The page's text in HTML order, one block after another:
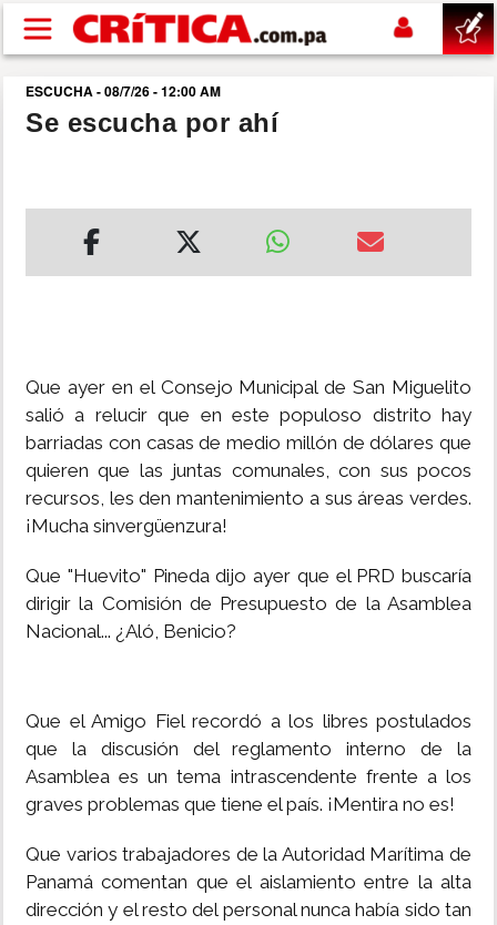
Pasar al contenido principal
buscar
DEPORTES
MUNDO
INSÓLITAS
MULTIMEDIA
ESCUCHA - 08/7/26 - 12:00 AM
Se escucha por ahí
Que ayer en el Consejo Municipal de San Miguelito
salió a relucir que en este populoso distrito hay
barriadas con casas de medio millón de dólares que
quieren que las juntas comunales, con sus pocos
recursos, les den mantenimiento a sus áreas verdes.
¡Mucha sinvergüenzura!
Que "Huevito" Pineda dijo ayer que el PRD buscaría
dirigir la Comisión de Presupuesto de la Asamblea
Nacional... ¿Aló, Benicio?
Que el Amigo Fiel recordó a los libres postulados
que la discusión del reglamento interno de la
Asamblea es un tema intrascendente frente a los
graves problemas que tiene el país. ¡Mentira no es!
Que varios trabajadores de la Autoridad Marítima de
Panamá comentan que el aislamiento entre la alta
dirección y el resto del personal nunca había sido tan